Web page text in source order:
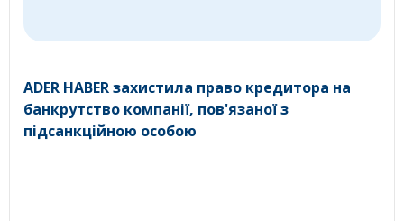
ADER HABER захистила право кредитора на
банкрутство компанії, пов'язаної з
підсанкційною особою